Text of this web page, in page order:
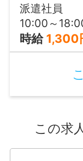
派遣社員
10:00～
時給 1,300
この求